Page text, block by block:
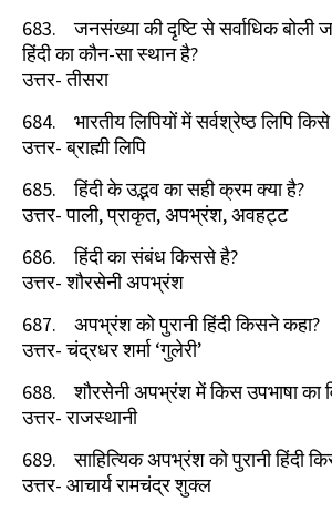
683.
जनसंख्या की दृष्टि से सर्वाधिक बोली
हिंदी का कौन-सा स्थान है?
उत्तर- तीसरा
684.
भारतीय लिपियों में सर्वश्रेष्ठ लिपि
उत्तर- ब्राह्मी लिपि
685.
हिंदी के उद्भव का सही क्रम क्या है?
उत्तर- पाली,प्राकृत,अपभ्रंश,अवहट्ट
686.
हिंदी का संबंध किससे है?
उत्तर- शौरसेनी अपभ्रंश
687.
अपभ्रंश को पुरानी हिंदी किसने कहा?
उत्तर- चंद्रधर शर्मा‘गुलेरी’
688.
शौरसेनी अपभ्रंश में किस उपभाषा का
उत्तर- राजस्थानी
689.
साहित्यिक अपभ्रंश को पुरानी हिंदी
उत्तर- आचार्य रामचंद्र शुक्ल